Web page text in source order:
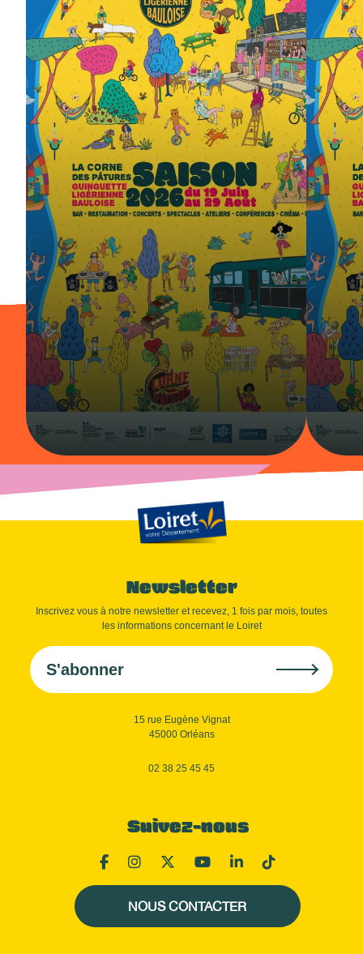
Newsletter
Inscrivez vous à notre newsletter et recevez, 1 fois par mois, toutes
les informations concernant le Loiret
S'abonner
15 rue Eugène Vignat
45000 Orléans
02 38 25 45 45
Suivez-nous
NOUS CONTACTER